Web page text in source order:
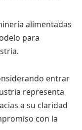
alimentadas
para
entrar
representa
a su claridad
con la